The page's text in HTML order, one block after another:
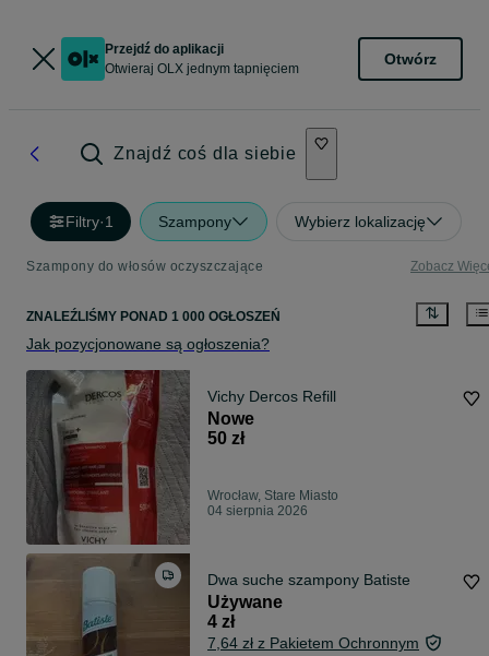
Przejdź do aplikacji
Otwieraj OLX jednym tapnięciem
Otwórz
Znajdź coś dla siebie
Filtry·1 Szampony Wybierz lokalizację
Szampony do włosów oczyszczające Zobacz
ZNALEŹLIŚMY PONAD 1 000 OGŁOSZEŃ
Jak pozycjonowane są ogłoszenia?
Vichy Dercos Refill
Nowe
50 zł
Wrocław, Stare Miasto
04 sierpnia 2026
Dwa suche szampony Batiste
Używane
4 zł
7,64 zł z Pakietem Ochronnym